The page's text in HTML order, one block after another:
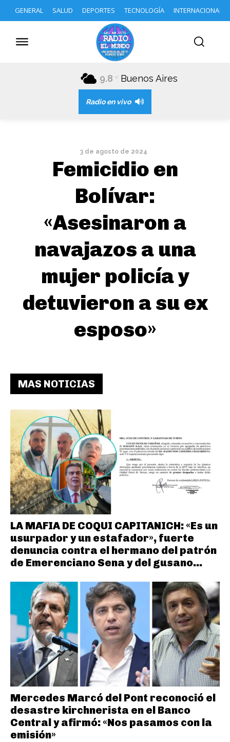
GENERAL SALUD DEPORTES TECNOLOGÍA INTERNACIONAL
9.8 C Buenos Aires
Radio en vivo
3 de agosto de 2024
Femicidio en
Bolívar:
«Asesinaron a
navajazos a una
mujer policía y
detuvieron a su ex
esposo»
MAS NOTICIAS
LA MAFIA DE COQUI CAPITANICH: «Es un
usurpador y un estafador», fuerte
denuncia contra el hermano del patrón
de Emerenciano Sena y del gusano...
Mercedes Marcó del Pont reconoció el
desastre kirchnerista en el Banco
Central y afirmó: «Nos pasamos con la
emisión»